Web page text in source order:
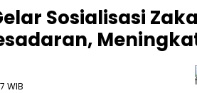
Sosialisasi
WIB